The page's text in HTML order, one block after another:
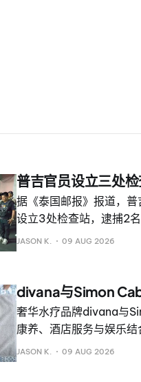
普吉官员设立三处
据《泰国邮报》报道，
设立3处检查站，逮捕2
疗。 行动于晚上7时30
1村诗丽普瓦纳特公园前
被指未经许可持有一类毒
法处理。 另外两名被认
JASON K. 09 AUG 2026
divana与Simon
奢华水疗品牌divana与
康养、酒店服务与娱乐结
两家公司正在开发
JASON K. 09 AUG 2026